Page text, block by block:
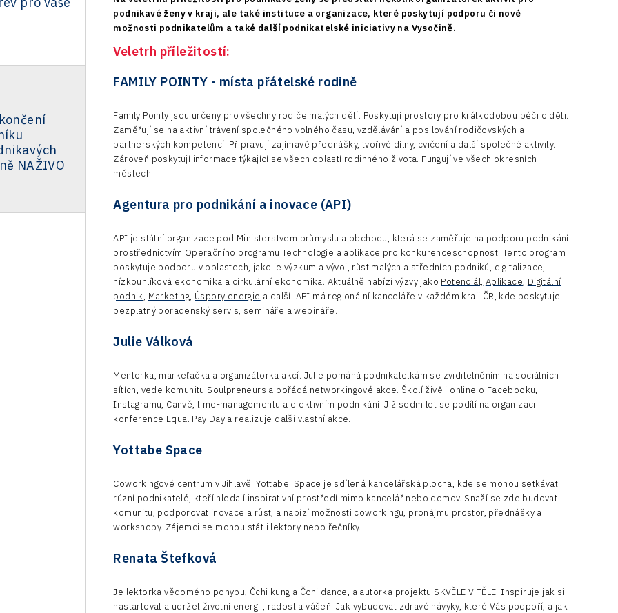
NAŽIVO
podnikavé ženy v kraji, ale také instituce a organizace, které poskytují podporu či nové
možnosti podnikatelům a také další podnikatelské iniciativy na Vysočině.
Veletrh příležitostí:
FAMILY POINTY - místa přátelské rodině
Family Pointy jsou určeny pro všechny rodiče malých dětí. Poskytují prostory pro krátkodobou péči o děti.
Zaměřují se na aktivní trávení společného volného času, vzdělávání a posilování rodičovských a
partnerských kompetencí. Připravují zajímavé přednášky, tvořivé dílny, cvičení a další společné aktivity.
Zároveň poskytují informace týkající se všech oblastí rodinného života. Fungují ve všech okresních
městech.
Agentura pro podnikání a inovace (API)
API je státní organizace pod Ministerstvem průmyslu a obchodu, která se zaměřuje na podporu podnikání
prostřednictvím Operačního programu Technologie a aplikace pro konkurenceschopnost. Tento program
poskytuje podporu v oblastech, jako je výzkum a vývoj, růst malých a středních podniků, digitalizace,
nízkouhlíková ekonomika a cirkulární ekonomika. Aktuálně nabízí výzvy jako Potenciál, Aplikace, Digitální
podnik, Marketing, Úspory energie a další. API má regionální kanceláře v každém kraji ČR, kde poskytuje
bezplatný poradenský servis, semináře a webináře.
Julie Válková
Mentorka, markeťačka a organizátorka akcí. Julie pomáhá podnikatelkám se zviditelněním na sociálních
sítích, vede komunitu Soulpreneurs a pořádá networkingové akce. Školí živě i online o Facebooku,
Instagramu, Canvě, time-managementu a efektivním podnikání. Již sedm let se podílí na organizaci
konference Equal Pay Day a realizuje další vlastní akce.
Yottabe Space
Coworkingové centrum v Jihlavě. Yottabe Space je sdílená kancelářská plocha, kde se mohou setkávat
různí podnikatelé, kteří hledají inspirativní prostředí mimo kancelář nebo domov. Snaží se zde budovat
komunitu, podporovat inovace a růst, a nabízí možnosti coworkingu, pronájmu prostor, přednášky a
workshopy. Zájemci se mohou stát i lektory nebo řečníky.
Renata Štefková
Je lektorka vědomého pohybu, Čchi kung a Čchi dance, a autorka projektu SKVĚLE V TĚLE. Inspiruje jak si
nastartovat a udržet životní energii, radost a vášeň. Jak vybudovat zdravé návyky, které Vás podpoří, a jak